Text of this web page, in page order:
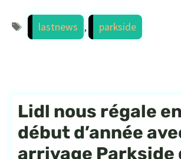
Étiquettes
lastnews , parkside
Lidl nous régale
début d’année
arrivage Parkside